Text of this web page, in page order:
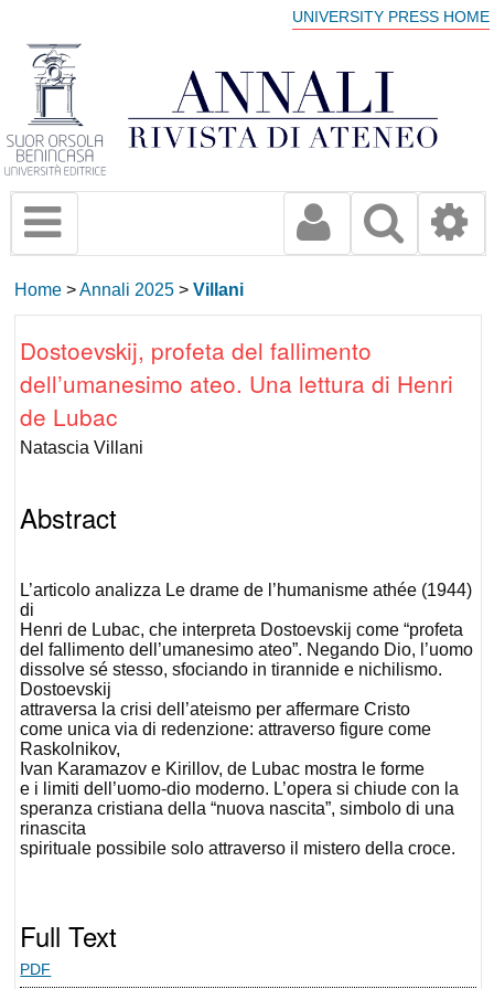
UNIVERSITY PRESS HOME
Home >Annali 2025 >Villani
Dostoevskij, profeta del fallimento
dell’umanesimo ateo. Una lettura di Henri
de Lubac
Natascia Villani
Abstract
L’articolo analizza Le drame de l’humanisme athée (1944)
di
Henri de Lubac, che interpreta Dostoevskij come “profeta
del fallimento dell’umanesimo ateo”. Negando Dio, l’uomo
dissolve sé stesso, sfociando in tirannide e nichilismo.
Dostoevskij
attraversa la crisi dell’ateismo per affermare Cristo
come unica via di redenzione: attraverso figure come
Raskolnikov,
Ivan Karamazov e Kirillov, de Lubac mostra le forme
e i limiti dell’uomo-dio moderno. L’opera si chiude con la
speranza cristiana della “nuova nascita”, simbolo di una
rinascita
spirituale possibile solo attraverso il mistero della croce.
Full Text
PDF